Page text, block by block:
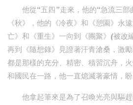
他從“五四”走來，他的“急流三部
《秋》，他的《冷夜》和《憩園》永
亡》和《重生》一向到《團聚》(被改
再到《隨想錄》見證著汗青滄桑，激
都是那樣的充分、精密、積習沉舟，
和國民在一路，他一直熄滅著豪情，盼
他拿起筆來是為了召喚光亮與驅